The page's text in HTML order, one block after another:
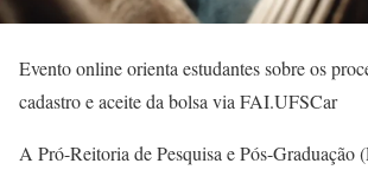
Evento online orienta estudantes sobre os
cadastro e aceite da bolsa via FAI.UFSCar
A Pró-Reitoria de Pesquisa e Pós-Graduação